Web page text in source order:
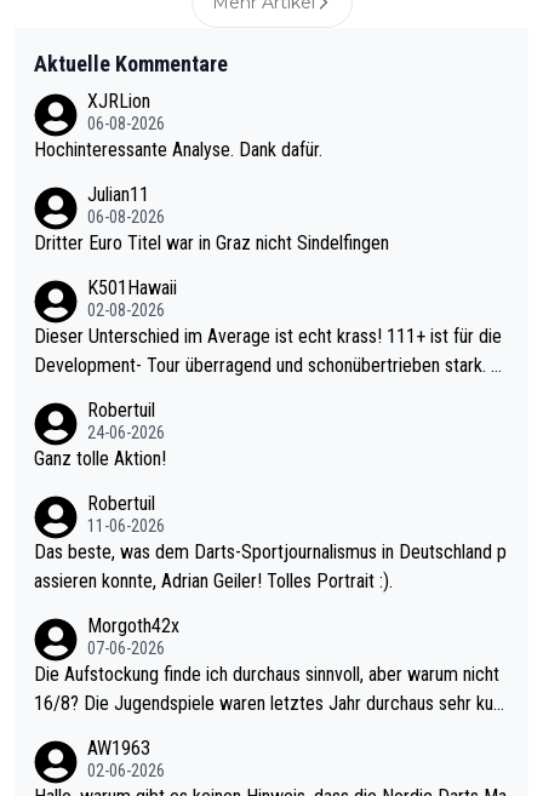
Aktuelle Kommentare
XJRLion
06-08-2026
Hochinteressante Analyse. Dank dafür.
Julian11
06-08-2026
Dritter Euro Titel war in Graz nicht Sindelfingen
K501Hawaii
02-08-2026
Dieser Unterschied im Average ist echt krass! 111+ ist für die
Development- Tour überragend und schonübertrieben stark. U
mal 40+ erst recht. Da gewinnst keinen Blumentopf - ist ja noc
h krasser wie ein Pokalspiel eines Kreisligisten vs einem Bund
Robertuil
24-06-2026
Ganz tolle Aktion!
Robertuil
11-06-2026
Das beste, was dem Darts-Sportjournalismus in Deutschland p
assieren konnte, Adrian Geiler! Tolles Portrait :).
Morgoth42x
07-06-2026
Die Aufstockung finde ich durchaus sinnvoll, aber warum nicht
16/8? Die Jugendspiele waren letztes Jahr durchaus sehr kurz
Allerdings ist Mitchell Lawrie als Nummer 1 der Welt eh qualifi
ziert. Somit ändert die automatische Qualifikation des Weltmei
AW1963
02-06-2026